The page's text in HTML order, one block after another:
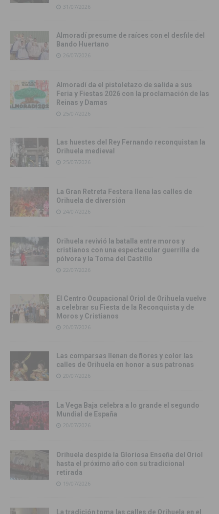
31/07/2026
Almoradí presume de raíces con el desfile del
Bando Huertano
26/07/2026
Almoradí da el pistoletazo de salida a sus
Feria y Fiestas 2026 con la proclamación de las
Reinas y Damas
25/07/2026
Las huestes del Rey Fernando reconquistan la
Orihuela medieval
25/07/2026
La Gran Retreta Festera llena las calles de
Orihuela de diversión
24/07/2026
Orihuela revivió la batalla entre moros y
cristianos con una espectacular guerrilla de
pólvora y la Toma del Castillo
22/07/2026
El Centro Ocupacional Oriol de Orihuela vuelve
a celebrar su Fiesta de la Reconquista y de
Moros y Cristianos
20/07/2026
Las comparsas llenan de flores y color las
calles de Orihuela en honor a sus patronas
20/07/2026
La Vega Baja celebra a lo grande el segundo
Mundial de España
20/07/2026
Orihuela despide la Gloriosa Enseña del Oriol
hasta el próximo año con su tradicional
retirada
19/07/2026
La tradición toma las calles de Orihuela en el